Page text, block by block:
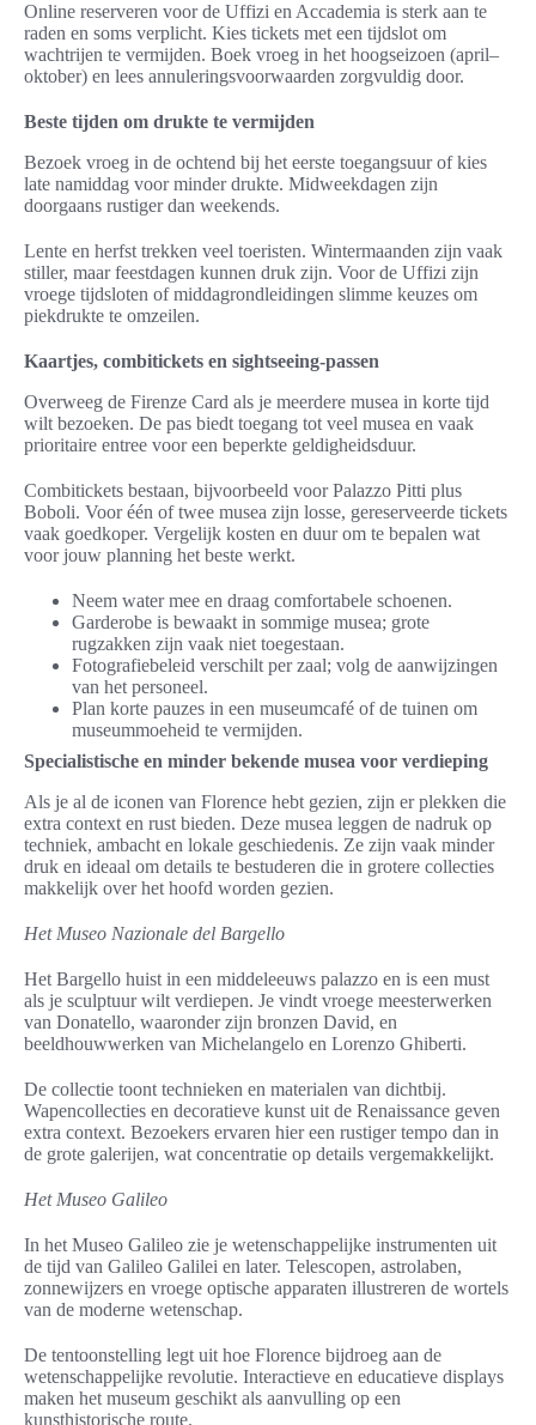
Online reserveren voor de Uffizi en Accademia is sterk aan te
raden en soms verplicht. Kies tickets met een tijdslot om
wachtrijen te vermijden. Boek vroeg in het hoogseizoen (april–
oktober) en lees annuleringsvoorwaarden zorgvuldig door.
Beste tijden om drukte te vermijden
Bezoek vroeg in de ochtend bij het eerste toegangsuur of kies
late namiddag voor minder drukte. Midweekdagen zijn
doorgaans rustiger dan weekends.
Lente en herfst trekken veel toeristen. Wintermaanden zijn vaak
stiller, maar feestdagen kunnen druk zijn. Voor de Uffizi zijn
vroege tijdsloten of middagrondleidingen slimme keuzes om
piekdrukte te omzeilen.
Kaartjes, combitickets en sightseeing-passen
Overweeg de Firenze Card als je meerdere musea in korte tijd
wilt bezoeken. De pas biedt toegang tot veel musea en vaak
prioritaire entree voor een beperkte geldigheidsduur.
Combitickets bestaan, bijvoorbeeld voor Palazzo Pitti plus
Boboli. Voor één of twee musea zijn losse, gereserveerde tickets
vaak goedkoper. Vergelijk kosten en duur om te bepalen wat
voor jouw planning het beste werkt.
Neem water mee en draag comfortabele schoenen.
Garderobe is bewaakt in sommige musea; grote
rugzakken zijn vaak niet toegestaan.
Fotografiebeleid verschilt per zaal; volg de aanwijzingen
van het personeel.
Plan korte pauzes in een museumcafé of de tuinen om
museummoeheid te vermijden.
Specialistische en minder bekende musea voor verdieping
Als je al de iconen van Florence hebt gezien, zijn er plekken die
extra context en rust bieden. Deze musea leggen de nadruk op
techniek, ambacht en lokale geschiedenis. Ze zijn vaak minder
druk en ideaal om details te bestuderen die in grotere collecties
makkelijk over het hoofd worden gezien.
Het Museo Nazionale del Bargello
Het Bargello huist in een middeleeuws palazzo en is een must
als je sculptuur wilt verdiepen. Je vindt vroege meesterwerken
van Donatello, waaronder zijn bronzen David, en
beeldhouwwerken van Michelangelo en Lorenzo Ghiberti.
De collectie toont technieken en materialen van dichtbij.
Wapencollecties en decoratieve kunst uit de Renaissance geven
extra context. Bezoekers ervaren hier een rustiger tempo dan in
de grote galerijen, wat concentratie op details vergemakkelijkt.
Het Museo Galileo
In het Museo Galileo zie je wetenschappelijke instrumenten uit
de tijd van Galileo Galilei en later. Telescopen, astrolaben,
zonnewijzers en vroege optische apparaten illustreren de wortels
van de moderne wetenschap.
De tentoonstelling legt uit hoe Florence bijdroeg aan de
wetenschappelijke revolutie. Interactieve en educatieve displays
maken het museum geschikt als aanvulling op een
kunsthistorische route.